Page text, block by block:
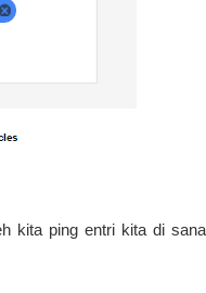
kita ping entri kita di